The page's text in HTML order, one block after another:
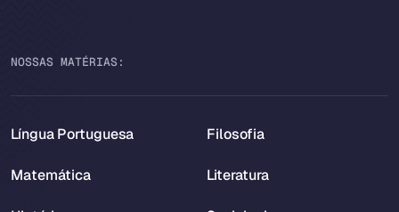
NOSSAS MATÉRIAS:
Língua Portuguesa
Matemática
Filosofia
Literatura